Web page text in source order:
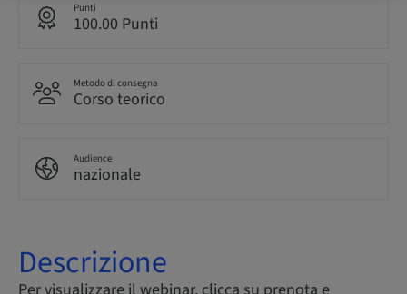
Punti
100.00 Punti
Metodo di consegna
Corso teorico
Audience
nazionale
Descrizione